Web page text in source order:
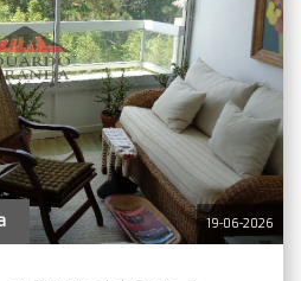
19-06-2026